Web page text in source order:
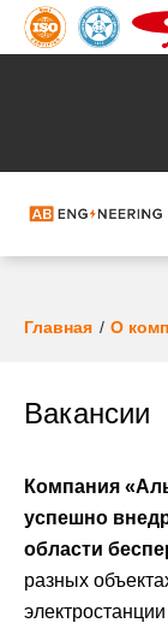
Главная О
Вакансии
Компания
успешно
области
разных